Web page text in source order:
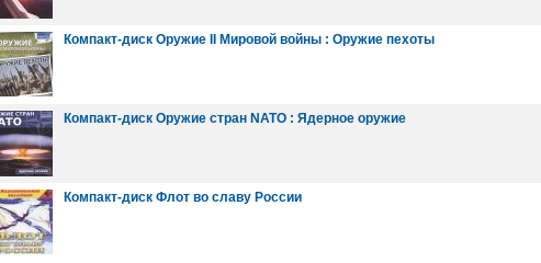
Компакт-диск Оружие II Мировой войны : Оружие пехоты
Компакт-диск Оружие стран NATO : Ядерное оружие
Компакт-диск Флот во славу России